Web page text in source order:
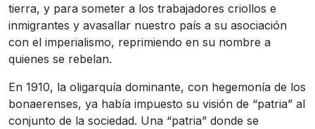
tierra, y para someter a los trabajadores criollos e
inmigrantes y avasallar nuestro país a su asociación
con el imperialismo, reprimiendo en su nombre a
quienes se rebelan.
En 1910, la oligarquía dominante, con hegemonía de los
bonaerenses, ya había impuesto su visión de “patria” al
conjunto de la sociedad. Una “patria” donde se